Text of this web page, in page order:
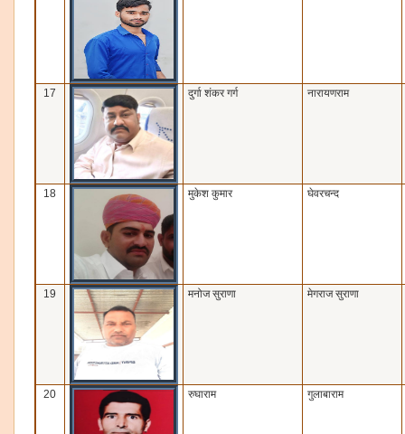
17 दुर्गा शंकर गर्ग नारायणराम
18 मुकेश कुमार घेवरचन्‍द
19 मनोज सुराणा मेगराज सुराणा
20 रुघाराम गुलाबाराम